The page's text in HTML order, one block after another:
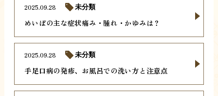
めいぼの主な症状痛み・腫れ・かゆみは？
2025.09.28 未分類
手足口病の発疹、お風呂での洗い方と注意点
2025.09.28 未分類